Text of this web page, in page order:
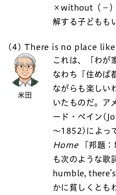
×without（－）
解する子どもも
(4) There is no place like
米田
これは、「わが
なわち「住めば
ながらも楽しい
いたものだ。ア
ード・ペイン
～1852)によっ
Home「邦題：
も次のような歌
humble,
かに貧しくとも